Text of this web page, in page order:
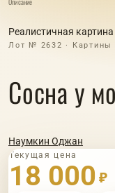
Реалистичная
Лот № 2632 · Картины
Сосна у
Наумкин Оджан
Текущая цена
18 000 ₽